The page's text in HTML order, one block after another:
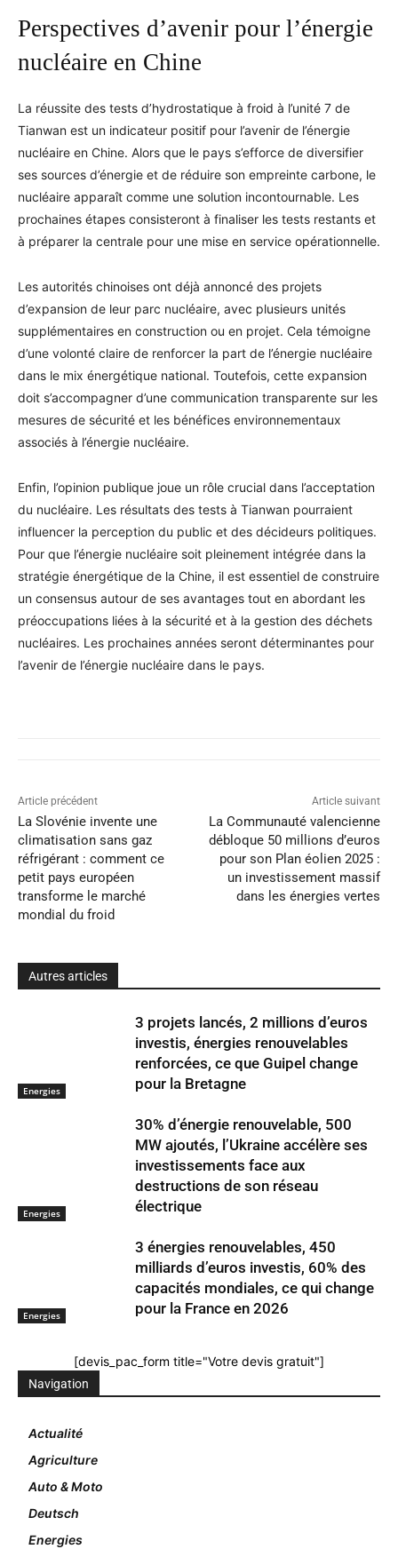
Perspectives d’avenir pour l’énergie
nucléaire en Chine
La réussite des tests d’hydrostatique à froid à l’unité 7 de
Tianwan est un indicateur positif pour l’avenir de l’énergie
nucléaire en Chine. Alors que le pays s’efforce de diversifier
ses sources d’énergie et de réduire son empreinte carbone, le
nucléaire apparaît comme une solution incontournable. Les
prochaines étapes consisteront à finaliser les tests restants et
à préparer la centrale pour une mise en service opérationnelle.
Les autorités chinoises ont déjà annoncé des projets
d’expansion de leur parc nucléaire, avec plusieurs unités
supplémentaires en construction ou en projet. Cela témoigne
d’une volonté claire de renforcer la part de l’énergie nucléaire
dans le mix énergétique national. Toutefois, cette expansion
doit s’accompagner d’une communication transparente sur les
mesures de sécurité et les bénéfices environnementaux
associés à l’énergie nucléaire.
Enfin, l’opinion publique joue un rôle crucial dans l’acceptation
du nucléaire. Les résultats des tests à Tianwan pourraient
influencer la perception du public et des décideurs politiques.
Pour que l’énergie nucléaire soit pleinement intégrée dans la
stratégie énergétique de la Chine, il est essentiel de construire
un consensus autour de ses avantages tout en abordant les
préoccupations liées à la sécurité et à la gestion des déchets
nucléaires. Les prochaines années seront déterminantes pour
l’avenir de l’énergie nucléaire dans le pays.
Article précédent
La Slovénie invente une
climatisation sans gaz
réfrigérant : comment ce
petit pays européen
transforme le marché
mondial du froid
Article suivant
La Communauté valencienne
débloque 50 millions d’euros
pour son Plan éolien 2025 :
un investissement massif
dans les énergies vertes
Autres articles
Energies
3 projets lancés, 2 millions d’euros
investis, énergies renouvelables
renforcées, ce que Guipel change
pour la Bretagne
Energies
30% d’énergie renouvelable, 500
MW ajoutés, l’Ukraine accélère ses
investissements face aux
destructions de son réseau
électrique
Energies
3 énergies renouvelables, 450
milliards d’euros investis, 60% des
capacités mondiales, ce qui change
pour la France en 2026
[devis_pac_form title="Votre devis gratuit"]
Navigation
Actualité
Agriculture
Auto & Moto
Deutsch
Energies